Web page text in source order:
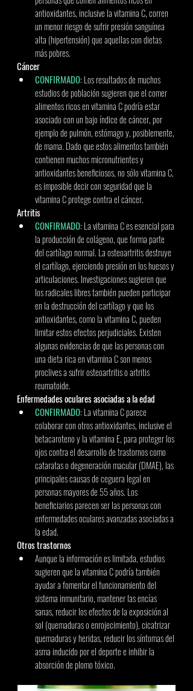
antioxidantes, inclusive la vitamina C, corren
un menor riesgo de sufrir presión sanguínea
alta (hipertensión) que aquellas con dietas
más pobres.
Cáncer
CONFIRMADO: Los resultados de muchos
estudios de población sugieren que el comer
alimentos ricos en vitamina C podría estar
asociado con un bajo índice de cáncer, por
ejemplo de pulmón, estómago y, posiblemente,
de mama. Dado que estos alimentos también
contienen muchos micronutrientes y
antioxidantes beneficiosos, no sólo vitamina C,
es imposible decir con seguridad que la
vitamina C protege contra el cáncer.
Artritis
CONFIRMADO: La vitamina C es esencial para
la producción de colágeno, que forma parte
del cartílago normal. La osteoartritis destruye
el cartílago, ejerciendo presión en los huesos y
articulaciones. Investigaciones sugieren que
los radicales libres también pueden participar
en la destrucción del cartílago y que los
antioxidantes, como la vitamina C, pueden
limitar estos efectos perjudiciales. Existen
algunas evidencias de que las personas con
una dieta rica en vitamina C son menos
proclives a sufrir osteoartritis o artritis
reumatoide.
Enfermedades oculares asociadas a la edad
CONFIRMADO: La vitamina C parece
colaborar con otros antioxidantes, inclusive el
betacaroteno y la vitamina E, para proteger los
ojos contra el desarrollo de trastornos como
cataratas o degeneración macular (DMAE), las
principales causas de ceguera legal en
personas mayores de 55 años. Los
beneficiarios parecen ser las personas con
enfermedades oculares avanzadas asociadas a
la edad.
Otros trastornos
Aunque la información es limitada, estudios
sugieren que la vitamina C podría también
ayudar a fomentar el funcionamiento del
sistema inmunitario, mantener las encías
sanas, reducir los efectos de la exposición al
sol (quemaduras o enrojecimiento), cicatrizar
quemaduras y heridas, reducir los síntomas del
asma inducido por el deporte e inhibir la
absorción de plomo tóxico.